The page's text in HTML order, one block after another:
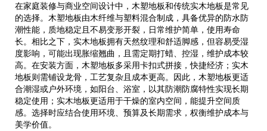
在家庭装修与商业空间设计中，木塑地板和传统实木地板是常见
的选择。木塑地板由木纤维与塑料混合制成，具备优异的防水防
潮性能，质地稳定且不易变形开裂，日常维护简单，使用寿命
长。相比之下，实木地板拥有天然纹理和舒适脚感，但容易受湿
度影响，可能出现胀缩翘曲，且需定期打蜡、控湿，维护成本较
高。在安装方面，木塑地板多采用卡扣式拼接，快捷经济；实木
地板则需铺设龙骨，工艺复杂且成本更高。因此，木塑地板更适
合潮湿或户外环境，如阳台、浴室，以其防潮防腐特性实现长期
稳定使用；实木地板更适用于干燥的室内空间，能提升空间质
感。选择时应结合使用环境、预算及长期需求，权衡维护成本与
美学价值。